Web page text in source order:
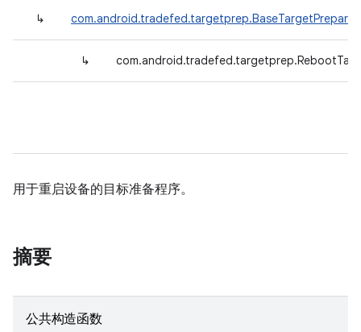
↳ com.android.tradefed.targetprep.BaseTargetPreparer
↳
用于重启设备的目标准备程序。
摘要
公共构造函数